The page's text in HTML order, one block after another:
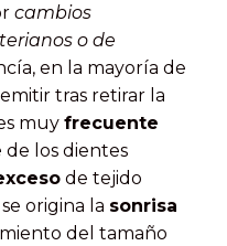
cambios
o de
en la mayoría de
tras retirar la
muy frecuente
de los dientes
de tejido
origina la sonrisa
del tamaño